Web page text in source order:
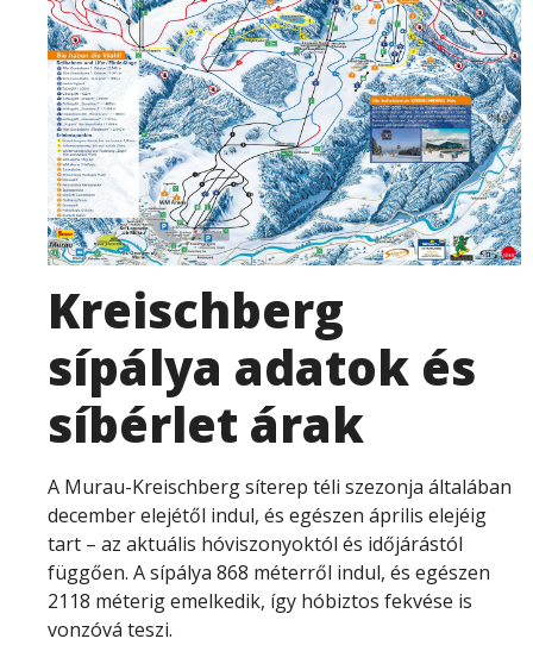
Kreischberg
sípálya adatok és
síbérlet árak
A Murau-Kreischberg síterep téli szezonja általában
december elejétől indul, és egészen április elejéig
tart – az aktuális hóviszonyoktól és időjárástól
függően. A sípálya 868 méterről indul, és egészen
2118 méterig emelkedik, így hóbiztos fekvése is
vonzóvá teszi.